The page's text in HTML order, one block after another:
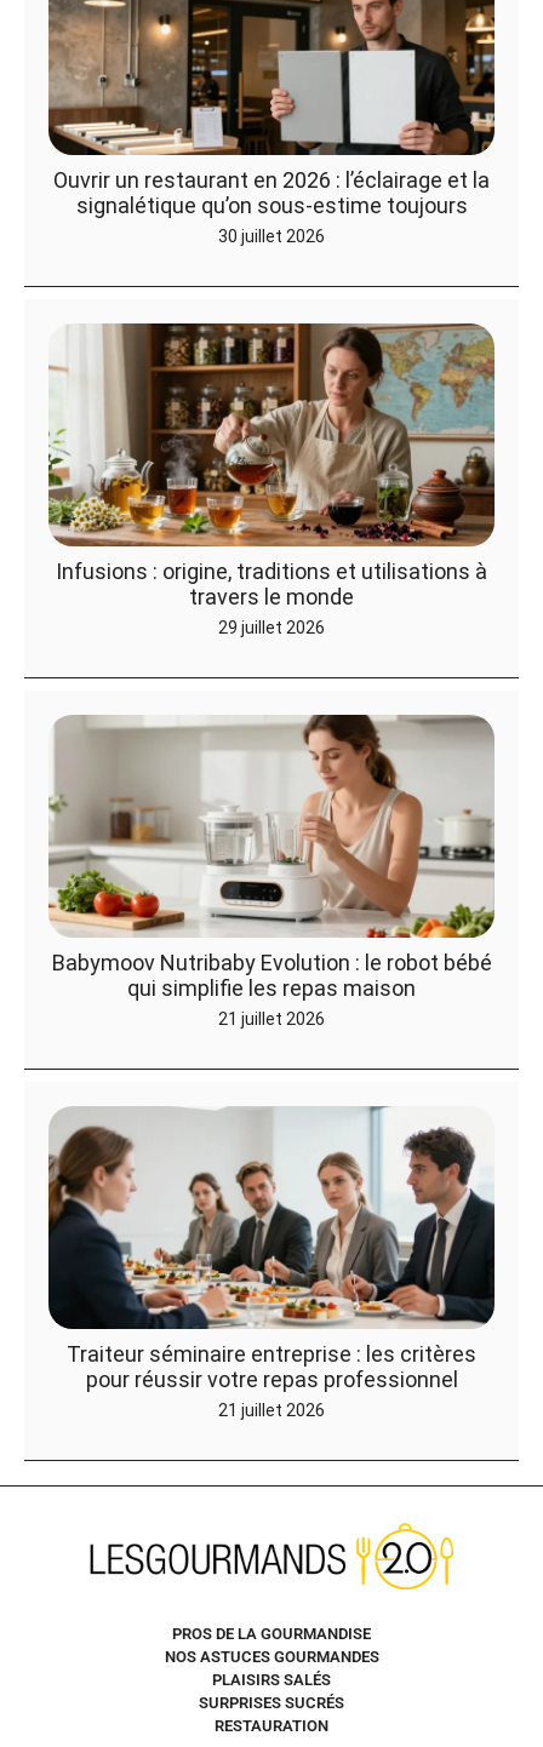
Ouvrir un restaurant en 2026 : l’éclairage et la
signalétique qu’on sous-estime toujours
30 juillet 2026
Infusions : origine, traditions et utilisations à
travers le monde
29 juillet 2026
Babymoov Nutribaby Evolution : le robot bébé
qui simplifie les repas maison
21 juillet 2026
Traiteur séminaire entreprise : les critères
pour réussir votre repas professionnel
21 juillet 2026
PROS DE LA GOURMANDISE
NOS ASTUCES GOURMANDES
PLAISIRS SALÉS
SURPRISES SUCRÉS
RESTAURATION